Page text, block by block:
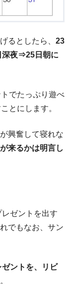
るとしたら、 23
深夜⇒25日朝に
でたっぷり遊べ
とにします。
興奮して寝れな
来るかは明言し
ゼントを出す
でもなお、サン
ントを、リビ